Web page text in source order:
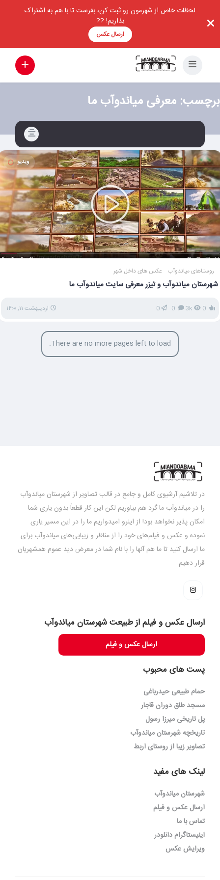
لحظات خاص از شهرمون رو ثبت کن، بفرست تا با هم به اشتراک
بذاریم! ??
ارسال عکس
برچسب: معرفی میاندوآب ما
ویدیو
روستاهای میاندوآب عکس های داخل شهر
شهرستان میاندوآب و تیزر معرفی سایت میاندوآب ما
3k
0 اردیبهشت ۱۱, ۱۴۰۰
There are no more pages left to load.
در تلاشیم آرشیوی کامل و جامع در قالب تصاویر از شهرستان میاندوآب
را در میاندوآب ما گرد هم بیاوریم لکن این کار قطعاً بدون یاری شما
امکان پذیر نخواهد بود! از اینرو امیدواریم ما را در این مسیر یاری
نموده و عکس و فیلم‌های خود را از مناظر و زیبایی‌های میاندوآب برای
ما ارسال کنید تا ما هم آنها را با نام شما در معرض دید عموم همشهریان
قرار دهیم.
ارسال عکس و فیلم از طبیعت شهرستان میاندوآب
ارسال عکس و فیلم
پست های محبوب
حمام طبیعی حیدرباغی
مسجد طاق دوران قاجار
پل تاریخی میرزا رسول
تاریخچه شهرستان میاندوآب
تصاویر زیبا از روستای اربط
لینک های مفید
شهرستان میاندوآب
ارسال عکس و فیلم
تماس با ما
اینیستاگرام دانلودر
ویرایش عکس